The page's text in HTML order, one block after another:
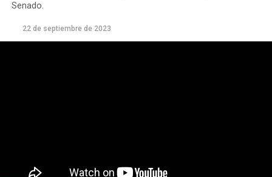
Senado.
22 de septiembre de 2023